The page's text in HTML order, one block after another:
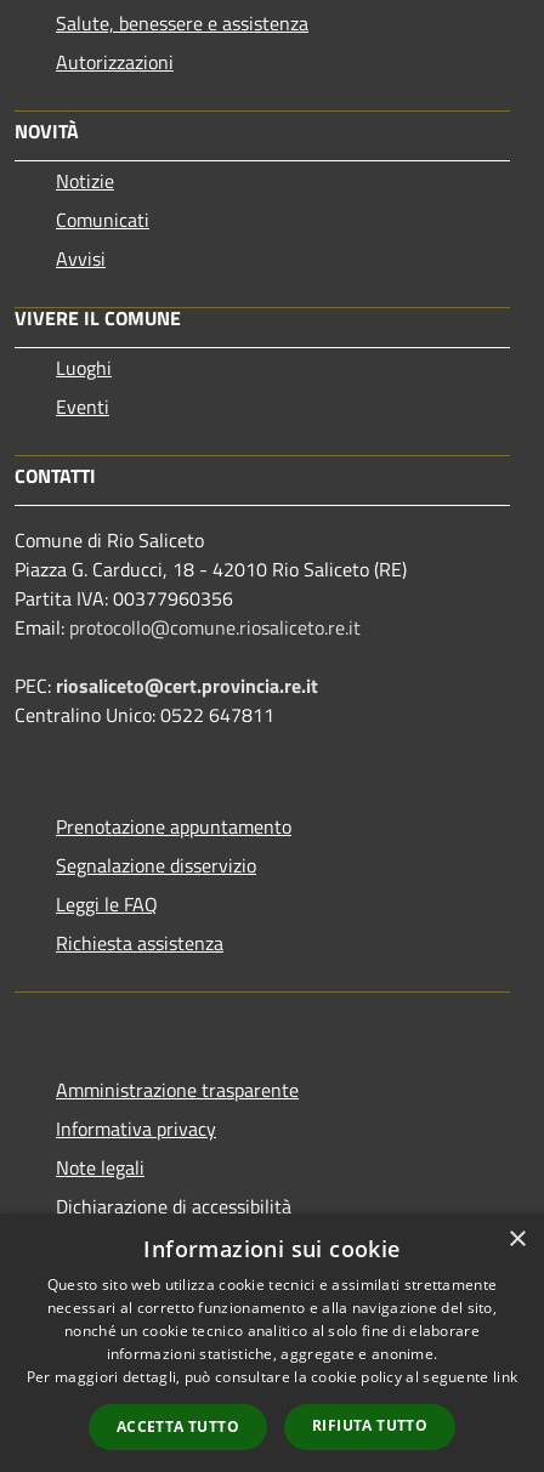
Salute, benessere e assistenza
Autorizzazioni
NOVITÀ
Notizie
Comunicati
Avvisi
VIVERE IL COMUNE
Luoghi
Eventi
CONTATTI
Comune di Rio Saliceto
Piazza G. Carducci, 18 - 42010 Rio Saliceto (RE)
Partita IVA: 00377960356
Email: protocollo@comune.riosaliceto.re.it
PEC: riosaliceto@cert.provincia.re.it
Centralino Unico: 0522 647811
Prenotazione appuntamento
Segnalazione disservizio
Leggi le FAQ
Richiesta assistenza
Amministrazione trasparente
Informativa privacy
Note legali
Dichiarazione di accessibilità
Accessibilità
Privacy
Mappa del sito
Copyright © 2026 • Comune di
Rio Saliceto • Powered by
Municipium•Accesso
redazione
×
Informazioni sui cookie
Questo sito web utilizza cookie tecnici e assimilati strettamente
necessari al corretto funzionamento e alla navigazione del sito,
nonché un cookie tecnico analitico al solo fine di elaborare
informazioni statistiche, aggregate e anonime.
Per maggiori dettagli, può consultare la cookie policy al seguente link
ACCETTA TUTTO RIFIUTA TUTTO